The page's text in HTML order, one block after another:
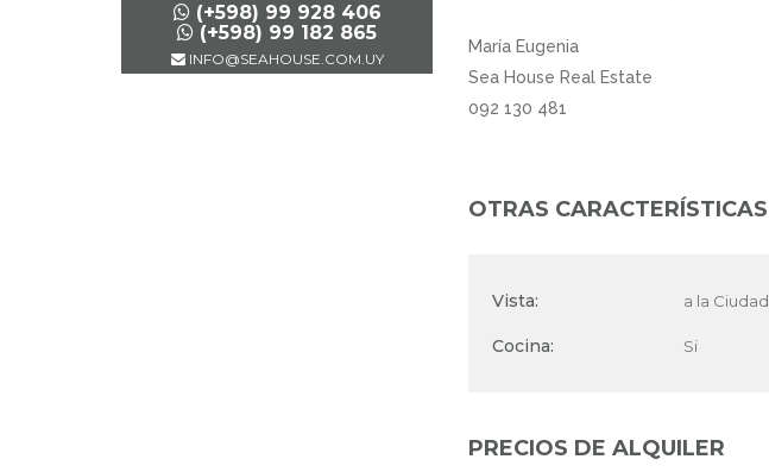
(+598) 99 928 406
(+598) 99 182 865
INFO@SEAHOUSE.COM.UY
María Eugenia
Sea House Real Estate
092 130 481
OTRAS CARACTERÍSTICAS
Vista: a la Ciudad
Cocina: Si
PRECIOS DE ALQUILER